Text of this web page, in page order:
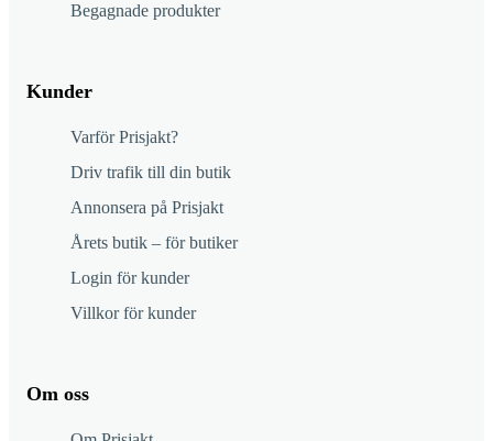
Begagnade produkter
Kunder
Varför Prisjakt?
Driv trafik till din butik
Annonsera på Prisjakt
Årets butik – för butiker
Login för kunder
Villkor för kunder
Om oss